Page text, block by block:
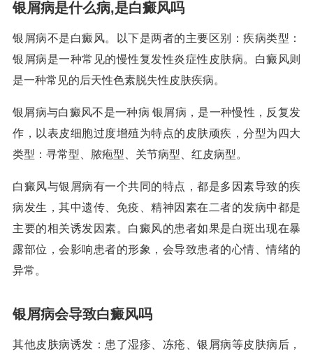
银屑病是什么病,是白癜风吗
银屑病不是白癜风。以下是两者的主要区别：疾病类型：
银屑病是一种常见的慢性复发性炎症性皮肤病。白癜风则
是一种常见的后天性色素脱失性皮肤疾病。
银屑病与白癜风不是一种病 银屑病，是一种慢性，反复发
作，以表皮细胞过度增殖为特点的皮肤顽疾，分型为四大
类型：寻常型、脓疱型、关节病型、红皮病型。
白癜风与银屑病有一个共同的特点，都是多因素导致的疾
病发生，其中遗传、免疫、精神因素在二者的发病中都是
主要的相关诱发因素。白癜风的患者如果是白斑出现在暴
露部位，会影响患者的形象，会导致患者的心情、情绪的
异常。
银屑病会导致白癜风吗
其他皮肤病诱发：患了湿疹、冻疮、银屑病等皮肤病后，